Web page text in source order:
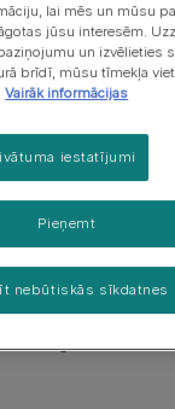
Konservi
GOURMET® GOLD
PLEASURE
liellopa un vistas
barība pieaugušiem
un jūras zivi,
lai mēs un mūsu
jūsu interesēm.
un izvēlieties
brīdī, mūsu tīmekļa
Vairāk informācijas
iestatījumi
nebūtiskās sīkdatnes
Pieņemt